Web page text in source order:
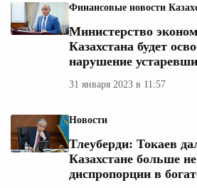
Финансовые новости
Министерство
Казахстана будет
нарушение
31 января 2023 в 11:57
Новости
Тлеуберди: Токаев
Казахстане больше
диспропорции в